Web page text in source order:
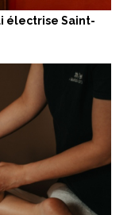
électrise Saint-